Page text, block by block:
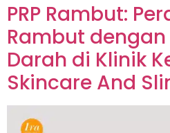
PRP Rambut:
Rambut dengan
Darah di Klinik
Skincare And